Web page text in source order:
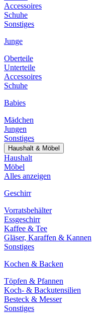
Accessoires
Schuhe
Sonstiges
Junge
Oberteile
Unterteile
Accessoires
Schuhe
Babies
Mädchen
Jungen
Sonstiges
Haushalt & Möbel
Haushalt
Möbel
Alles anzeigen
Geschirr
Vorratsbehälter
Essgeschirr
Kaffee & Tee
Gläser, Karaffen & Kannen
Sonstiges
Kochen & Backen
Töpfen & Pfannen
Koch- & Backutensilien
Besteck & Messer
Sonstiges